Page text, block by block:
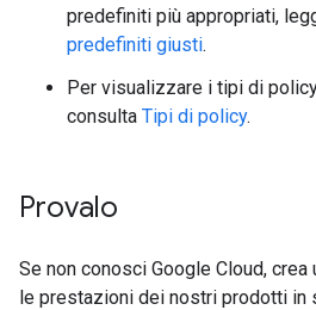
predefiniti più appropriati,
predefiniti giusti.
Per visualizzare i tipi di
consulta Tipi di policy.
Provalo
Se non conosci Google Cloud, crea
le prestazioni dei nostri prodotti in